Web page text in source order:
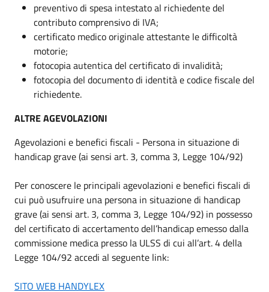
preventivo di spesa intestato al richiedente del
contributo comprensivo di IVA;
certificato medico originale attestante le difficoltà
motorie;
fotocopia autentica del certificato di invalidità;
fotocopia del documento di identità e codice fiscale del
richiedente.
ALTRE AGEVOLAZIONI
Agevolazioni e benefici fiscali - Persona in situazione di
handicap grave (ai sensi art. 3, comma 3, Legge 104/92)
Per conoscere le principali agevolazioni e benefici fiscali di
cui può usufruire una persona in situazione di handicap
grave (ai sensi art. 3, comma 3, Legge 104/92) in possesso
del certificato di accertamento dell’handicap emesso dalla
commissione medica presso la ULSS di cui all’art. 4 della
Legge 104/92 accedi al seguente link:
SITO WEB HANDYLEX